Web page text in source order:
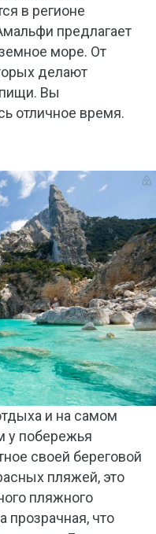
в регионе
предлагает
море. От
делают
Вы
отличное время.
и на самом
у побережья
своей береговой
пляжей, это
пляжного
прозрачная, что